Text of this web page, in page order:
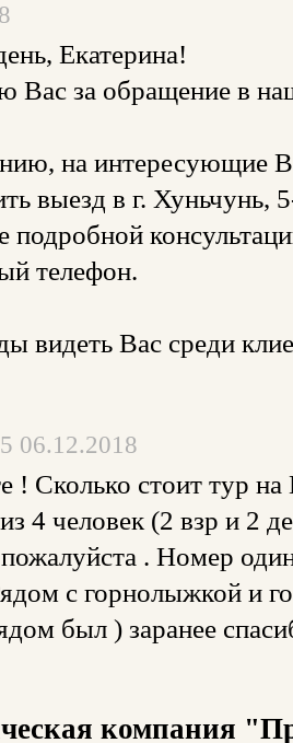
Екатерина!
Вас за обращение в
на интересующие
выезд в г. Хуньчунь,
подробной
телефон.
видеть Вас среди
06.12.2018
! Сколько стоит тур
4 человек (2 взр и 2
. Номер
с горнолыжкой и
был ) заранее
компания